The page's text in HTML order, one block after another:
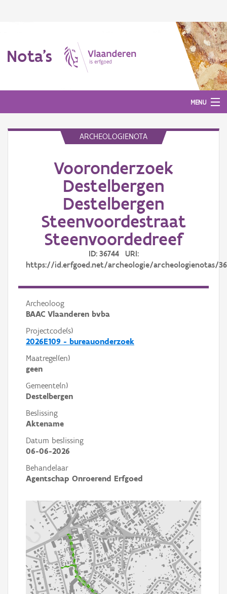
Nota's
MENU
ARCHEOLOGIENOTA
Vooronderzoek
Destelbergen
Destelbergen
Steenvoordestraat
Steenvoordedreef
ID: 36744 URI:
https://id.erfgoed.net/archeologie/archeologienotas/
Archeoloog
BAAC Vlaanderen bvba
Projectcode(s)
2026E109 - bureauonderzoek
Maatregel(en)
geen
Gemeente(n)
Destelbergen
Beslissing
Aktename
Datum beslissing
06-06-2026
Behandelaar
Agentschap Onroerend Erfgoed